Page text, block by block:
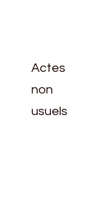
Actes
non
usuels